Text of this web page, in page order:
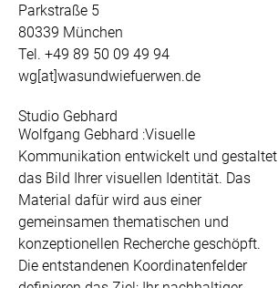
Parkstraße 5
80339 München
Tel. +49 89 50 09 49 94
wg[at]wasundwiefuerwen.de
Studio Gebhard
Wolfgang Gebhard :Visuelle
Kommunikation entwickelt und gestaltet
das Bild Ihrer visuellen Identität. Das
Material dafür wird aus einer
gemeinsamen thematischen und
konzeptionellen Recherche geschöpft.
Die entstandenen Koordinatenfelder